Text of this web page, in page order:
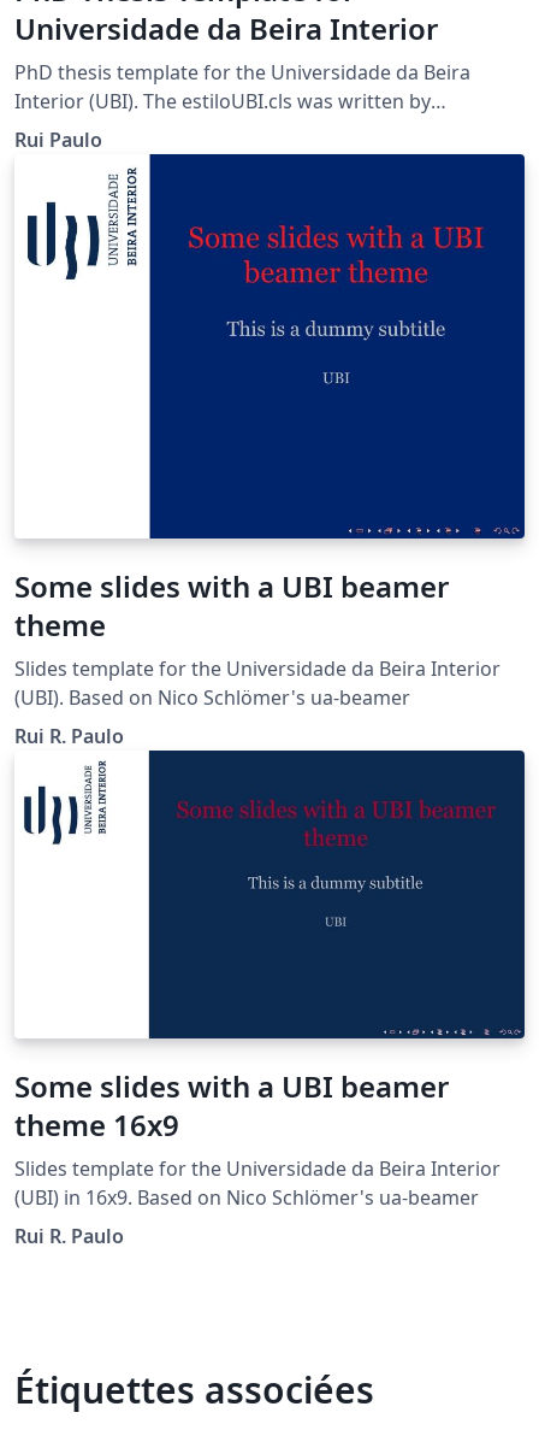
Universidade da Beira Interior
PhD thesis template for the Universidade da Beira
Interior (UBI). The estiloUBI.cls was written by
volunteers of the UBI. The template is available in the
language (English/Portuguese). The thesis template for
the writing in LaTeX in the Universidade da Beira
Interior, following the principal order nº 49 / R / 2010
Version 2.2 - 2016/06/01 For more information please
Rui Paulo
Some slides with a UBI beamer
theme
Slides template for the Universidade da Beira Interior
(UBI). Based on Nico Schlömer's ua-beamer
Rui R. Paulo
Some slides with a UBI beamer
theme 16x9
Slides template for the Universidade da Beira Interior
(UBI) in 16x9. Based on Nico Schlömer's ua-beamer
Rui R. Paulo
Étiquettes associées